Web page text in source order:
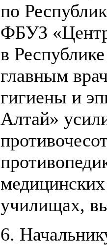
по
ФБУЗ
в
главным
гигиены и
Алтай»
училищах,
6.